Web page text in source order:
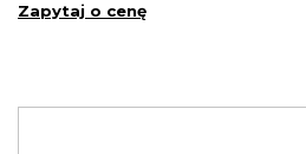
Zapytaj o cenę